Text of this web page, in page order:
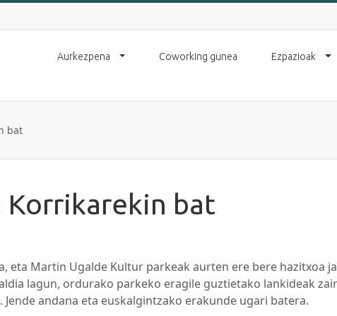
Aurkezpena Coworking gunea Ezpazioak
bat
Korrikarekin bat
eta Martin Ugalde Kultur parkeak aurten ere bere hazitxoa
lagun, ordurako parkeko eragile guztietako lankideak
andana eta euskalgintzako erakunde ugari batera.